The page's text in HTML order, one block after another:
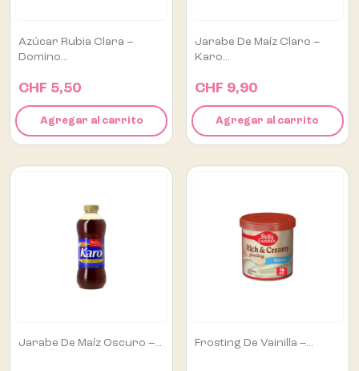
Azúcar Rubia Clara –
Domino...
CHF 5,50
Agregar al carrito
Jarabe De Maíz Claro –
Karo...
CHF 9,90
Agregar al carrito
Jarabe De Maíz Oscuro –... Frosting De Vainilla –...